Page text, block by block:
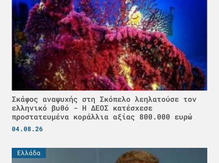
Σκάφος αναψυχής στη Σκόπελο λεηλατούσε τον
ελληνικό βυθό - H ΔΕΟΣ κατέσχεσε
προστατευμένα κοράλλια αξίας 800.000 ευρώ
04.08.26
Ελλάδα